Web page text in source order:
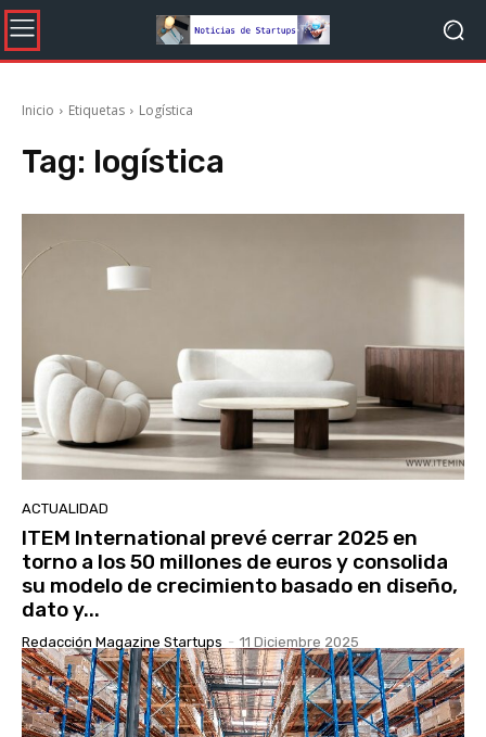
Inicio Etiquetas Logística
Tag: logística
ACTUALIDAD
ITEM International prevé cerrar 2025 en
torno a los 50 millones de euros y consolida
su modelo de crecimiento basado en diseño,
dato y...
Redacción Magazine Startups - 11 Diciembre 2025